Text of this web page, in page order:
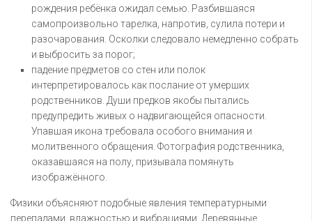
рождения ребёнка ожидал семью. Разбившаяся
самопроизвольно тарелка, напротив, сулила потери и
разочарования. Осколки следовало немедленно собрать
и выбросить за порог;
падение предметов со стен или полок
интерпретировалось как послание от умерших
родственников. Души предков якобы пытались
предупредить живых о надвигающейся опасности.
Упавшая икона требовала особого внимания и
молитвенного обращения. Фотография родственника,
оказавшаяся на полу, призывала помянуть
изображённого.
Физики объясняют подобные явления температурными
перепадами, влажностью и вибрациями. Деревянные